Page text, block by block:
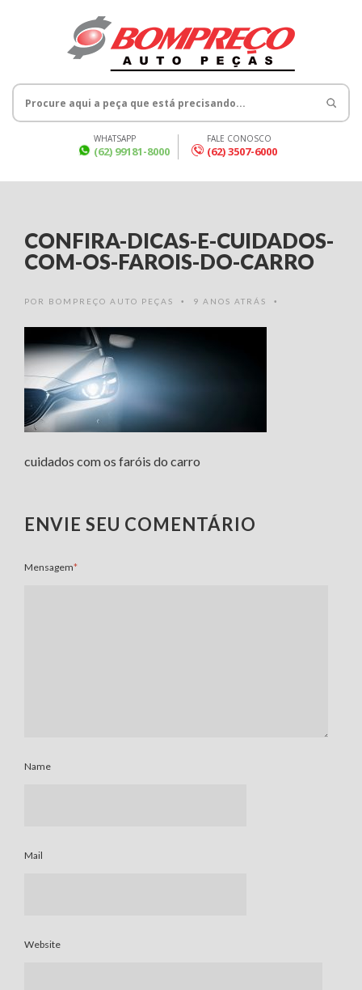
WHATSAPP
(62) 99181-8000
FALE CONOSCO
(62) 3507-6000
CONFIRA-DICAS-E-CUIDADOS-
COM-OS-FAROIS-DO-CARRO
POR BOMPREÇO AUTO PEÇAS • 9 ANOS ATRÁS •
cuidados com os faróis do carro
ENVIE SEU COMENTÁRIO
Mensagem*
Name
Mail
Website